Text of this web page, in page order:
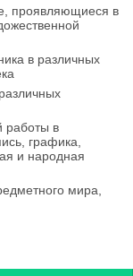
проявляющиеся в
в различных
работы в
графика,
и народная
мира,